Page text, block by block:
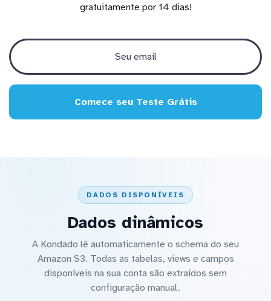
gratuitamente por 14 dias!
Comece seu Teste Grátis
DADOS DISPONÍVEIS
Dados dinâmicos
A Kondado lê automaticamente o schema do seu
Amazon S3. Todas as tabelas, views e campos
disponíveis na sua conta são extraídos sem
configuração manual.